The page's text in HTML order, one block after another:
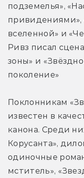
подземелья»,
привидениями»,
вселенной» и
Ривз писал
зоны» и
поколение»
Поклонникам
известен в
канона. Среди
Корусанта»,
одиночные
мститель»,